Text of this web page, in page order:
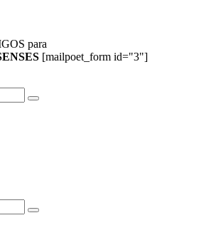
para
[mailpoet_form id="3"]